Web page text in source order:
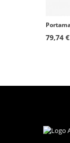
79,74 €